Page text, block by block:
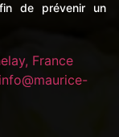
de prévenir un
France
info@maurice-